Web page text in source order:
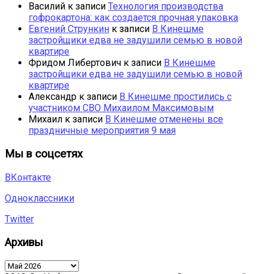
Василий к записи Технология производства
гофрокартона: как создается прочная упаковка
Евгений Стрункин к записи В Кинешме
застройщики едва не задушили семью в новой
квартире
Фридом Либертович к записи В Кинешме
застройщики едва не задушили семью в новой
квартире
Александр к записи В Кинешме простились с
участником СВО Михаилом Максимовым
Михаил к записи В Кинешме отменены все
праздничные мероприятия 9 мая
Мы в соцсетях
ВКонтакте
Одноклассники
Twitter
Архивы
Архивы